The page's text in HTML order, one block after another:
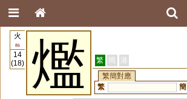
火
86
14
(18)
爁 繁 簡 港
繁簡對應
繁
簡